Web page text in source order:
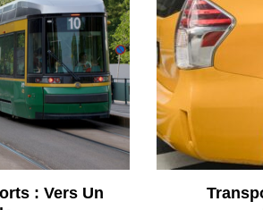
: Vers Un